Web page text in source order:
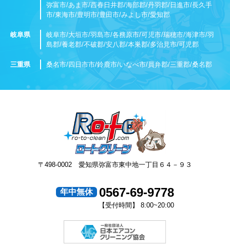
弥富市/あま市/西春日井郡/海部郡/丹羽郡/日進市/長久手
市/東海市/豊明市/豊田市/みよし市/愛知郡
岐阜県
岐阜市/大垣市/羽島市/各務原市/可児市/瑞穂市/海津市/羽
島郡/養老郡/不破郡/安八郡/本巣郡/多治見市/可児郡
三重県 桑名市/四日市市/鈴鹿市/いなべ市/員弁郡/三重郡/桑名郡
〒498-0002 愛知県弥富市東中地一丁目６４－９３
年中無休 0567-69-9778
【受付時間】 8:00~20:00